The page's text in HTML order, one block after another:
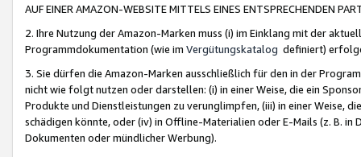
AUF EINER AMAZON-WEBSITE MITTELS EINES ENTSPRECHENDEN
2. Ihre Nutzung der Amazon-Marken muss (i) im Einklang mit der
Programmdokumentation (wie im Vergütungskatalog definiert)
3. Sie dürfen die Amazon-Marken ausschließlich für den in der
nicht wie folgt nutzen oder darstellen: (i) in einer Weise, die ein
Produkte und Dienstleistungen zu verunglimpfen, (iii) in einer Weise,
schädigen könnte, oder (iv) in Offline-Materialien oder E-Mails (z. B. in
Dokumenten oder mündlicher Werbung).